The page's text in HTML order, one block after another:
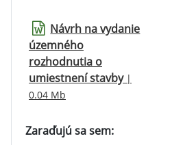
Návrh na vydanie
územného
rozhodnutia o
umiestnení stavby|
0.04 Mb
Zaraďujú sa sem: